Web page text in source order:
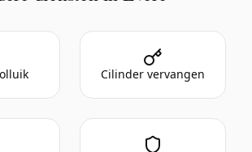
Cilinder vervangen